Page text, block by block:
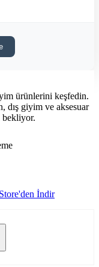
ürünlerini keşfedin.
dış giyim ve aksesuar
bekliyor.